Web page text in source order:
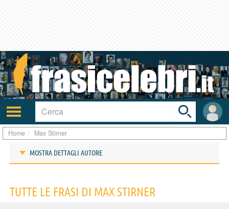
Attiva/disattiva
navigazione
User
area
Toggle
search
bar
Home Max Stirner
MOSTRA DETTAGLI AUTORE
TUTTE LE FRASI DI MAX STIRNER